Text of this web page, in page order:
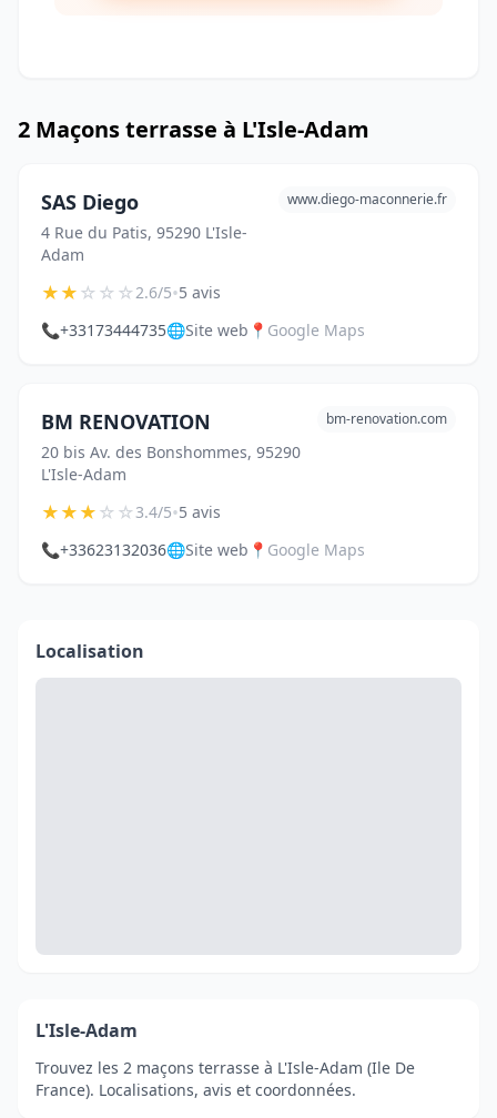
2 Maçons terrasse à L'Isle-Adam
SAS Diego
4 Rue du Patis, 95290 L'Isle-
Adam
www.diego-maconnerie.fr
★★☆☆☆2.6/5•5 avis
📞+33173444735🌐Site web 📍 Google Maps
BM RENOVATION
20 bis Av. des Bonshommes, 95290
L'Isle-Adam
bm-renovation.com
★★★☆☆3.4/5•5 avis
📞+33623132036🌐Site web 📍 Google Maps
Localisation
L'Isle-Adam
Trouvez les 2 maçons terrasse à L'Isle-Adam (Ile De
France). Localisations, avis et coordonnées.